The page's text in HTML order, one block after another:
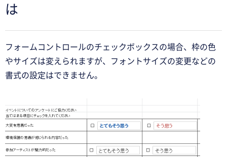
は
フォームコントロールのチェックボックスの場合、枠の色
やサイズは変えられますが、フォントサイズの変更などの
書式の設定はできません。